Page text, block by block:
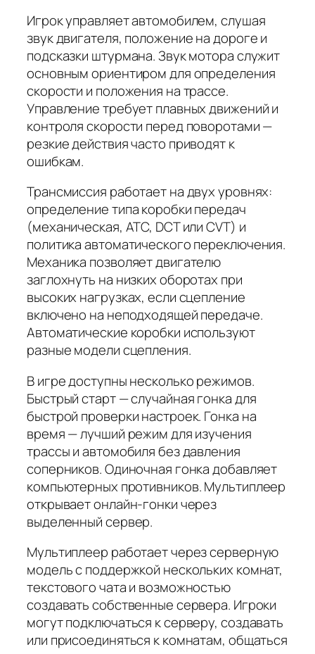
Игрок управляет автомобилем, слушая
звук двигателя, положение на дороге и
подсказки штурмана. Звук мотора служит
основным ориентиром для определения
скорости и положения на трассе.
Управление требует плавных движений и
контроля скорости перед поворотами —
резкие действия часто приводят к
ошибкам.
Трансмиссия работает на двух уровнях:
определение типа коробки передач
(механическая, ATC, DCT или CVT) и
политика автоматического переключения.
Механика позволяет двигателю
заглохнуть на низких оборотах при
высоких нагрузках, если сцепление
включено на неподходящей передаче.
Автоматические коробки используют
разные модели сцепления.
В игре доступны несколько режимов.
Быстрый старт — случайная гонка для
быстрой проверки настроек. Гонка на
время — лучший режим для изучения
трассы и автомобиля без давления
соперников. Одиночная гонка добавляет
компьютерных противников. Мультиплеер
открывает онлайн-гонки через
выделенный сервер.
Мультиплеер работает через серверную
модель с поддержкой нескольких комнат,
текстового чата и возможностью
создавать собственные сервера. Игроки
могут подключаться к серверу, создавать
или присоединяться к комнатам, общаться